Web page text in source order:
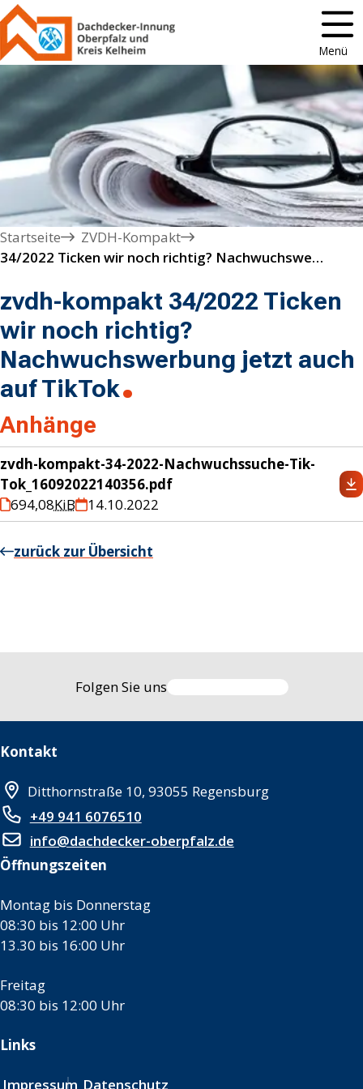
Menü
Startseite
ZVDH-Kompakt
34/2022 Ticken wir noch richtig? Nachwuchswerbung jetzt auch auf TikTok
zvdh-kompakt 34/2022 Ticken
wir noch richtig?
Nachwuchswerbung jetzt auch
auf TikTok
Anhänge
zvdh-kompakt-34-2022-Nachwuchssuche-Tik-
Tok_16092022140356.pdf
694,08KiB 14.10.2022
zurück zur Übersicht
Folgen Sie uns
Kontakt
Ditthornstraße 10, 93055 Regensburg
+49 941 6076510
info@dachdecker-oberpfalz.de
Öffnungszeiten
Montag bis Donnerstag
08:30 bis 12:00 Uhr
13.30 bis 16:00 Uhr
Freitag
08:30 bis 12:00 Uhr
Links
Impressum Datenschutz